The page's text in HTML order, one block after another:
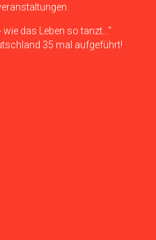
das Leben so tanzt..."
35 mal aufgeführt!